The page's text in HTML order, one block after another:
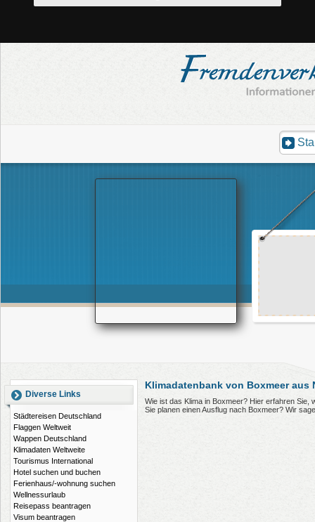
Diverse Links
Städtereisen Deutschland
Flaggen Weltweit
Wappen Deutschland
Klimadaten Weltweite
Tourismus International
Hotel suchen und buchen
Ferienhaus/-wohnung suchen
Wellnessurlaub
Reisepass beantragen
Visum beantragen
Klimadatenbank von Boxmeer aus
Wie ist das Klima in Boxmeer? Hier erfahren Sie,
Sie planen einen Ausflug nach Boxmeer? Wir